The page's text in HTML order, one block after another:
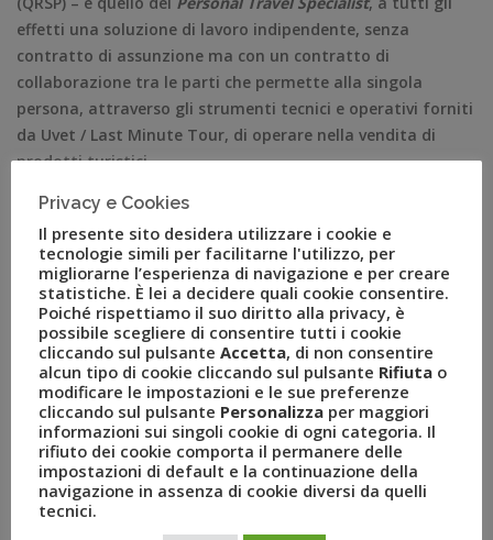
effetti una soluzione di lavoro indipendente, senza
contratto di assunzione ma con un contratto di
collaborazione tra le parti che permette alla singola
persona, attraverso gli strumenti tecnici e operativi forniti
da Uvet / Last Minute Tour, di operare nella vendita di
prodotti turistici.
La ricerca di UVET/LMT, attiva sull’intero territorio
nazionale, è rivolta in particolare a 100 risorse qualificate e
di buon livello professionale che abbiano già maturato
un’esperienza significativa nel mondo delle Agenzie di
Viaggi e che vogliono intraprendere, supportati da una
grande organizzazione come quella di UVET/LAST MINUTE
TOUR, una nuova carriera nel settore turistico tramite un
ruolo innovativo e moderno.
i possibili interessati, in possesso degli skills richiesti, è
richiesto di compilare e inviare l’apposita scheda presente
sul sitowww.consulentiuvet.com, al quale seguirà
l’eventuale invito ad uno dei diversi “Recruting Day”
pianificati a partire da fine Gennaio.
Privacy e Cookies
Il presente sito desidera utilizzare i cookie e
tecnologie simili per facilitarne l'utilizzo, per
migliorarne l’esperienza di navigazione e per creare
statistiche. È lei a decidere quali cookie consentire.
Poiché rispettiamo il suo diritto alla privacy, è
possibile scegliere di consentire tutti i cookie
cliccando sul pulsante Accetta, di non consentire
alcun tipo di cookie cliccando sul pulsante Rifiuta o
modificare le impostazioni e le sue preferenze
cliccando sul pulsante Personalizza per maggiori
informazioni sui singoli cookie di ogni categoria. Il
rifiuto dei cookie comporta il permanere delle
impostazioni di default e la continuazione della
navigazione in assenza di cookie diversi da quelli
tecnici.